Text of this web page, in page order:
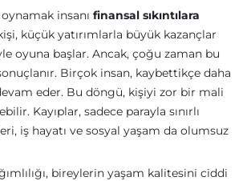
insanı finansal sıkıntılara
küçük yatırımlarla büyük kazançlar
oyuna başlar. Ancak, çoğu zaman bu
Birçok insan, kaybettikçe daha
eder. Bu döngü, kişiyi zor bir mali
Kayıplar, sadece parayla sınırlı
iş hayatı ve sosyal yaşam da olumsuz
bireylerin yaşam kalitesini ciddi